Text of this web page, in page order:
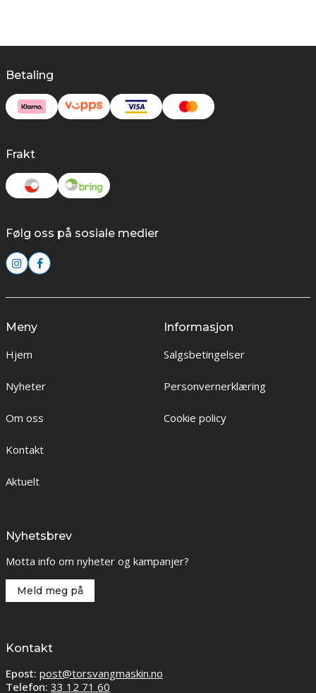
Betaling
Frakt
Følg oss på sosiale medier
Meny
Hjem
Nyheter
Om oss
Kontakt
Aktuelt
Informasjon
Salgsbetingelser
Personvernerklæring
Cookie policy
Nyhetsbrev
Motta info om nyheter og kampanjer?
Meld meg på
Kontakt
Epost: post@torsvangmaskin.no
Telefon: 33 12 71 60